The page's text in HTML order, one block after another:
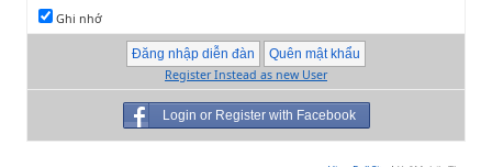
Ghi nhớ
Register Instead as new User
Login or Register with Facebook